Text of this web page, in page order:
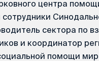
центра
сектора по
и координатор
помощи